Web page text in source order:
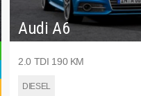
Audi A6
2.0 TDI 190 KM
DIESEL